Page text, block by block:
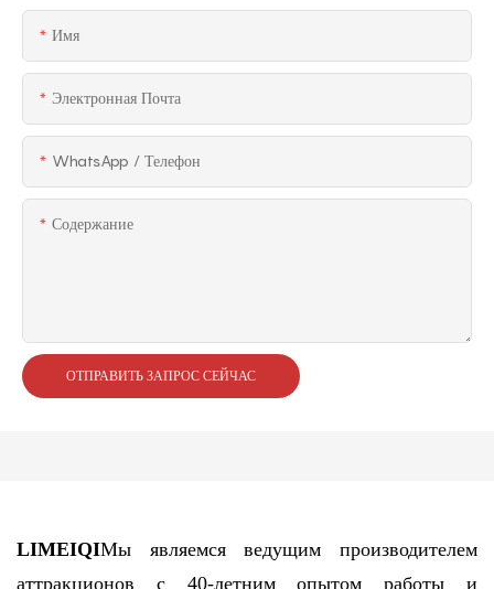
Имя
Электронная Почта
WhatsApp / Телефон
Содержание
ОТПРАВИТЬ ЗАПРОС СЕЙЧАС
LIMEIQIМы являемся ведущим производителем
аттракционов с 40-летним опытом работы и